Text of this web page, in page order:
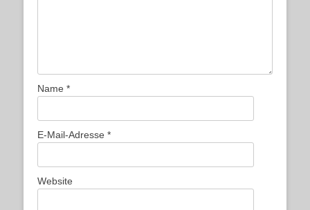
Name *
E-Mail-Adresse *
Website